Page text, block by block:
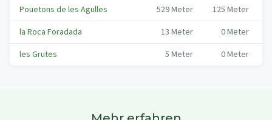
Pouetons de les Agulles
529Meter 125 Meter
la Roca Foradada
13 Meter 0Meter
les Grutes
5 Meter 0Meter